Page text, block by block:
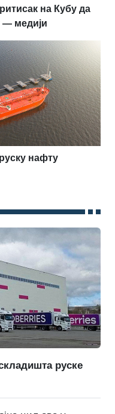
на Кубу да
— медији
нафту
руске